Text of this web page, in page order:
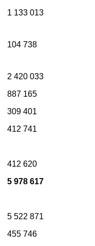
1 133 013
104 738
2 420 033
887 165
309 401
412 741
412 620
5 978 617
5 522 871
455 746